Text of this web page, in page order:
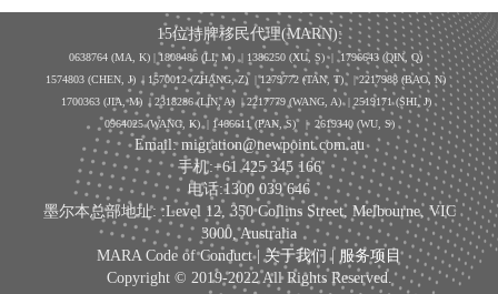
15位持牌移民代理(MARN):
0638764 (MA, K) |1808486 (LI, M) | 1386250 (XU, S)| 1796643 (QIN, Q)
1574803 (CHEN, J) | 1570012 (ZHANG, Z) | 1279772 (TAN, T) | 2217988 (BAO, N)
1700363 (JIA, M) | 2318286 (LIN, A) | 2217779 (WANG, A) | 2519171 (SHI, J)
0964025 (WANG, K) | 1466611 (PAN, S)| 2619340 (WU, S)
Email: migration@newpoint.com.au
手机:+61 425 345 166
电话:1300 039 646
墨尔本总部地址: :Level 12, 350 Collins Street, Melbourne, VIC
3000, Australia
MARA Code of Conduct |关于我们 | 服务项目
Copyright © 2019-2022 All Rights Reserved.